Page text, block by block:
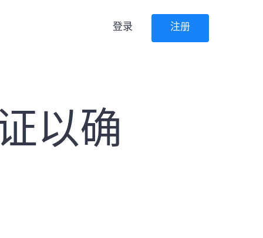
登录 注册
以确